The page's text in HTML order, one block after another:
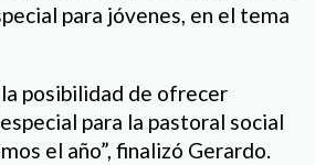
para jóvenes, en el tema
posibilidad de ofrecer
para la pastoral social
el año”, finalizó Gerardo.